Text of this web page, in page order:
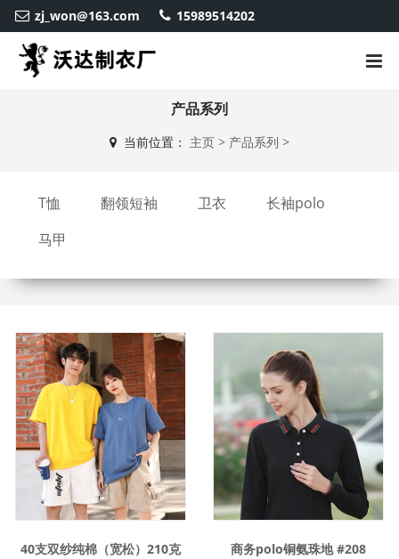
zj_won@163.com 15989514202
产品系列
当前位置： 主页> 产品系列 >
T恤 翻领短袖 卫衣
长袖polo
马甲
40支双纱纯棉（宽松）210克 商务polo铜氨珠地 #208